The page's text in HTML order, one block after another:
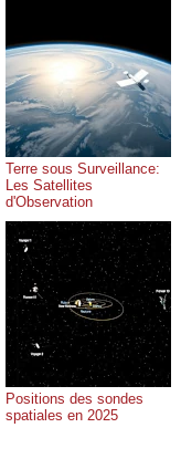
Terre sous Surveillance:
Les Satellites
d'Observation
Positions des sondes
spatiales en 2025